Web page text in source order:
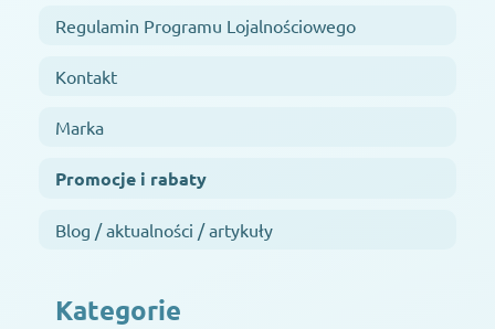
Regulamin Programu Lojalnościowego
Kontakt
Marka
Promocje i rabaty
Blog / aktualności / artykuły
Kategorie